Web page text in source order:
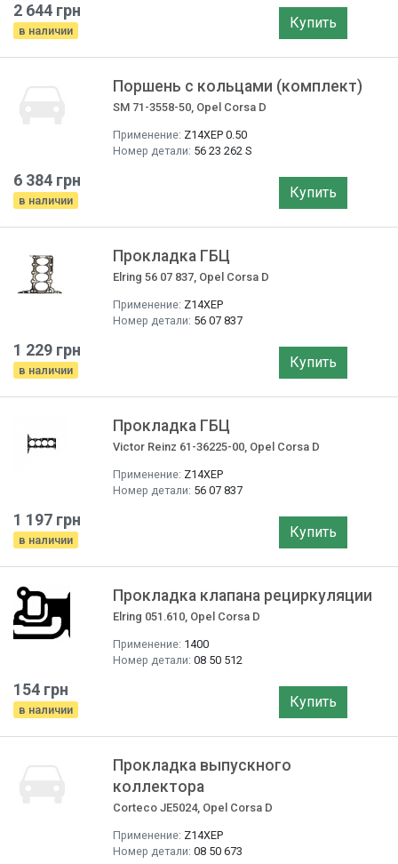
2 644 грн
в наличии Купить
Поршень с кольцами (комплект)
SM 71-3558-50, Opel Corsa D
Применение: Z14XEP 0.50
Номер детали: 56 23 262 S
6 384 грн
в наличии Купить
Прокладка ГБЦ
Elring 56 07 837, Opel Corsa D
Применение: Z14XEP
Номер детали: 56 07 837
1 229 грн
в наличии Купить
Прокладка ГБЦ
Victor Reinz 61-36225-00, Opel Corsa D
Применение: Z14XEP
Номер детали: 56 07 837
1 197 грн
в наличии Купить
Прокладка клапана рециркуляции
Elring 051.610, Opel Corsa D
Применение: 1400
Номер детали: 08 50 512
154 грн
в наличии Купить
Прокладка выпускного
коллектора
Corteco JE5024, Opel Corsa D
Применение: Z14XEP
Номер детали: 08 50 673